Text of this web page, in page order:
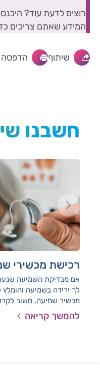
רוצים לדעת עוד?
המידע שאתם צריכים
שיתוף הדפסה
חשבנו
רכישת מכשירי
אם מבדיקת השמיעה
מכשיר שמיעה, חשוב
להמשך קריאה